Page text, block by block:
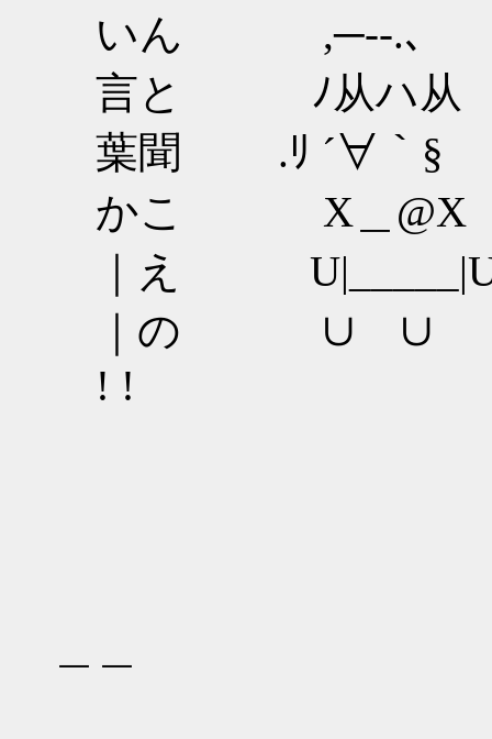
いん ,─--.､
言と ﾉ从
葉聞 .ﾘ ´∀｀§
かこ X＿
｜え
｜の ∪ ∪
! !